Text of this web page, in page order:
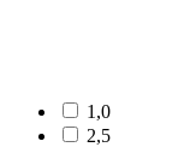
1,0
2,5